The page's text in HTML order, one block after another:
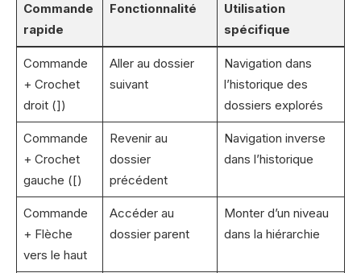
Commande
rapide
Fonctionnalité
Utilisation
spécifique
Commande
+ Crochet
droit (])
Aller au dossier
suivant
Navigation dans
l’historique des
dossiers explorés
Commande
+ Crochet
gauche ([)
Revenir au
dossier
précédent
Navigation inverse
dans l’historique
Commande
+ Flèche
vers le haut
Accéder au
dossier parent
Monter d’un niveau
dans la hiérarchie